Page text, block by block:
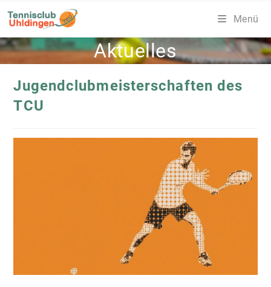
Inhalt
Menü
Aktuelles
Jugendclubmeisterschaften des
TCU